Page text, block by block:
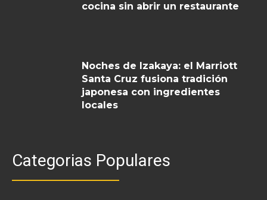
cocina sin abrir un restaurante
Noches de Izakaya: el Marriott
Santa Cruz fusiona tradición
japonesa con ingredientes
locales
Categorias Populares